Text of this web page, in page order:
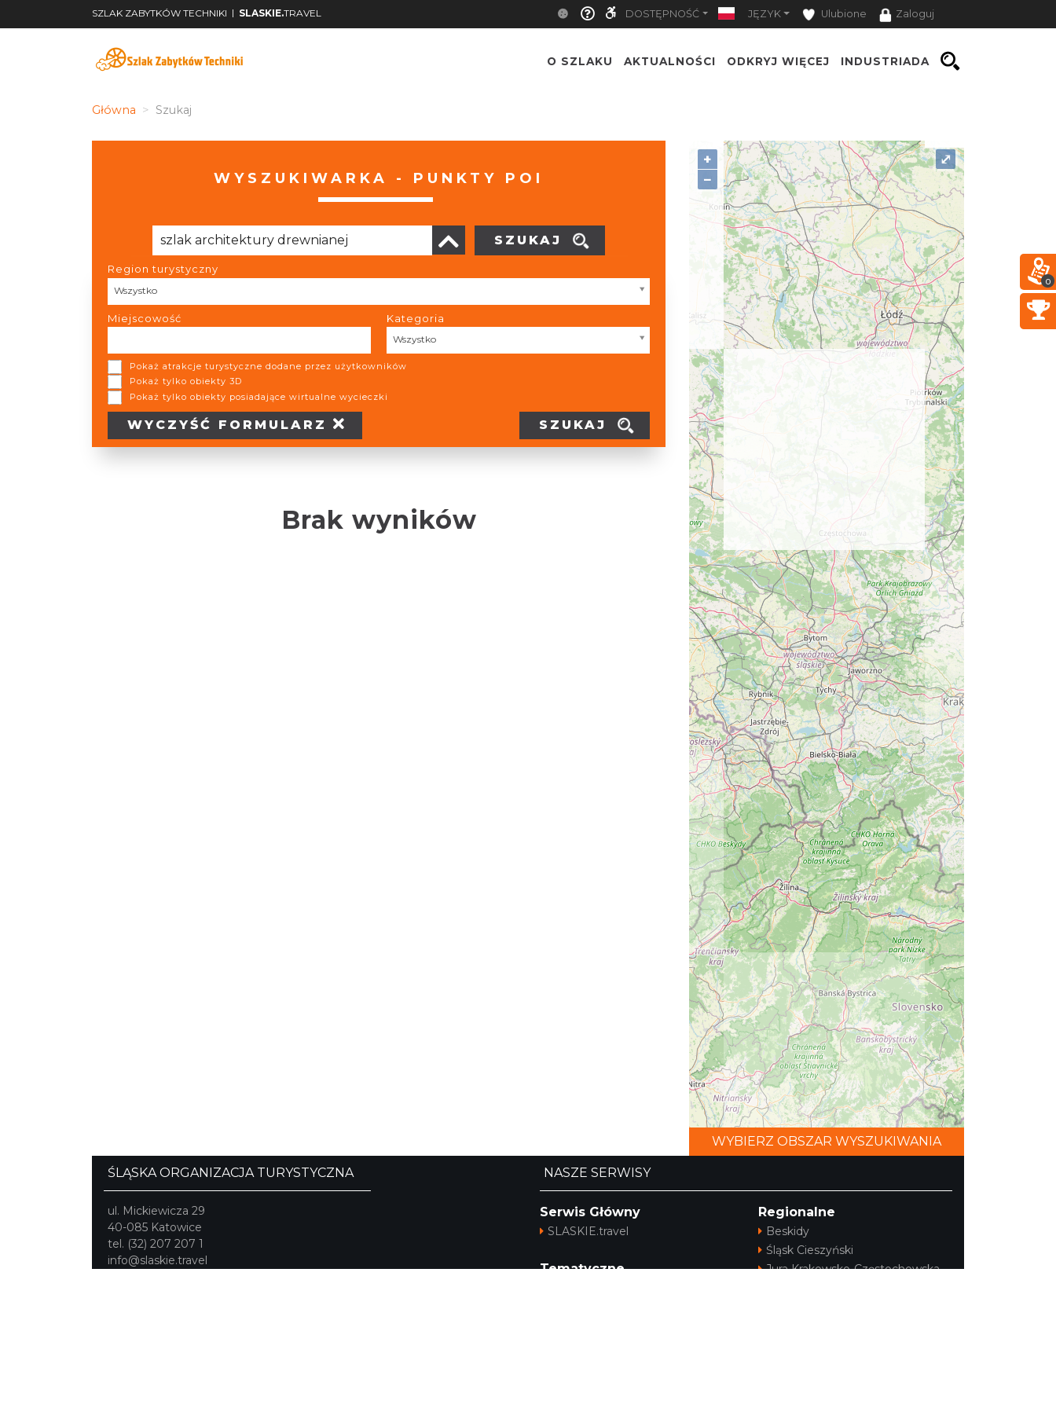
SZLAK ZABYTKÓW TECHNIKI | SLASKIE.TRAVEL DOSTĘPNOŚĆ JĘZYK Ulubione Zaloguj
O SZLAKU AKTUALNOŚCI ODKRYJ WIĘCEJ INDUSTRIADA
Główna Szukaj
WYSZUKIWARKA - PUNKTY POI
Region turystyczny
Wszystko
Region turystyczny
Miejscowość Kategoria
Wszystko
Kategoria
Pokaż atrakcje turystyczne dodane przez użytkowników
Pokaż tylko obiekty 3D
Pokaż tylko obiekty posiadające wirtualne wycieczki
WYCZYŚĆ FORMULARZ SZUKAJ
SZUKAJ
Brak wyników
WYBIERZ OBSZAR WYSZUKIWANIA
+
−
⤢
ŚLĄSKA ORGANIZACJA TURYSTYCZNA
ul. Mickiewicza 29
40-085 Katowice
tel. (32) 207 207 1
info@slaskie.travel
NASZE SERWISY
Serwis Główny
SLASKIE.travel
Tematyczne
Regionalne
Beskidy
Śląsk Cieszyński
Jura Krakowsko-Częstochowska
0